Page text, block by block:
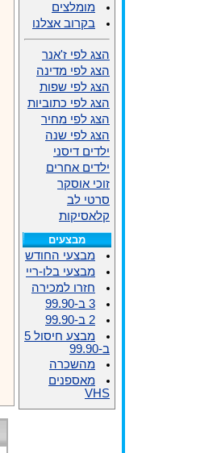
מומלצים
בקרוב אצלנו
הצג לפי ז'אנר
הצג לפי מדינה
הצג לפי שפות
הצג לפי כתוביות
הצג לפי מחיר
הצג לפי שנה
ילדים דיסני
ילדים אחרים
זוכי אוסקר
סרטי לב
קלאסיקות
מבצעים
מבצעי החודש
מבצעי בלו-ריי
חזרו למכירה
3 ב-99.90
2 ב-99.90
מבצע חיסול 5
ב-99.90
מהשכרה
מאספנים
VHS